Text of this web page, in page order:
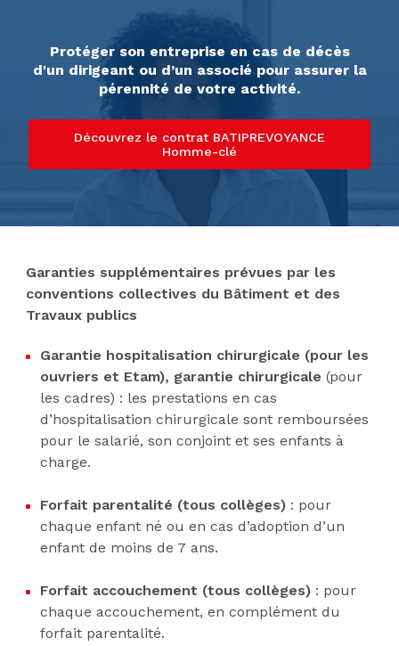
Protéger son entreprise en cas de décès
d'un dirigeant ou d’un associé pour assurer la
pérennité de votre activité.
Découvrez le contrat BATIPREVOYANCE
Homme-clé
Garanties supplémentaires prévues par les
conventions collectives du Bâtiment et des
Travaux publics
Garantie hospitalisation chirurgicale (pour les
ouvriers et Etam), garantie chirurgicale (pour
les cadres) : les prestations en cas
d’hospitalisation chirurgicale sont remboursées
pour le salarié, son conjoint et ses enfants à
charge.
Forfait parentalité (tous collèges): pour
chaque enfant né ou en cas d’adoption d’un
enfant de moins de 7 ans.
Forfait accouchement (tous collèges): pour
chaque accouchement, en complément du
forfait parentalité.